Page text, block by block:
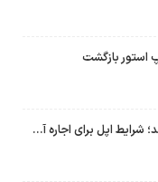
استور بازگشت
برنامه Apple Upgrade معرفی شد؛ شرایط اپل برای اجاره آیفون، آیپد، مک و اپل واچ